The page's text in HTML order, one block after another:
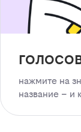
нажмите на
название – и